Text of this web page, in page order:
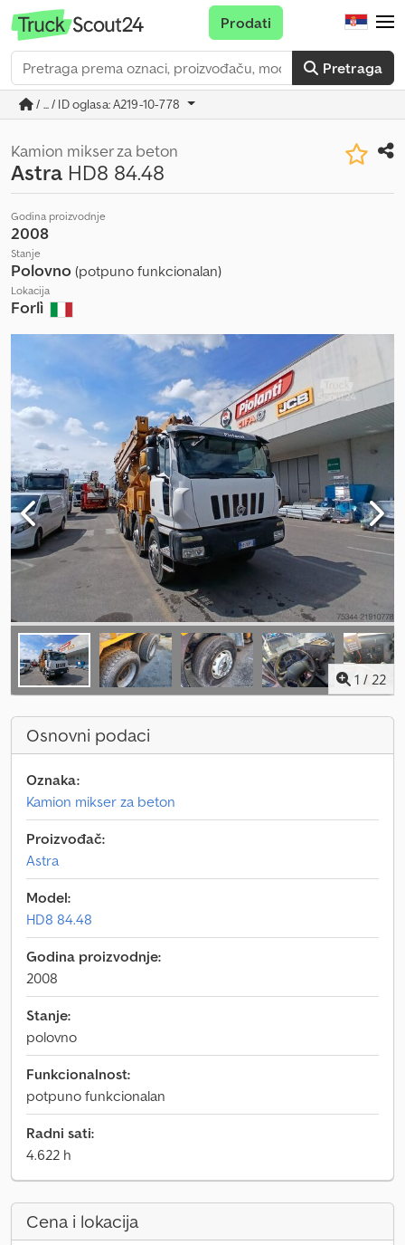
Pretraga
Prodati
/ ... / ID oglasa: A219-10-778
Kamion mikser za beton
Astra HD8 84.48
Godina proizvodnje
2008
Stanje
Polovno (potpuno funkcionalan)
Lokacija
Forlì
1 / 22
Osnovni podaci
Oznaka:
Kamion mikser za beton
Proizvođač:
Astra
Model:
HD8 84.48
Godina proizvodnje:
2008
Stanje:
polovno
Funkcionalnost:
potpuno funkcionalan
Radni sati:
4.622 h
Cena i lokacija